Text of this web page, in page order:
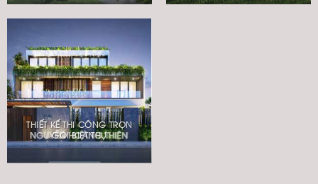
THIẾT KẾ THI CÔNG TRỌN
GÓI BIỆT THỰ